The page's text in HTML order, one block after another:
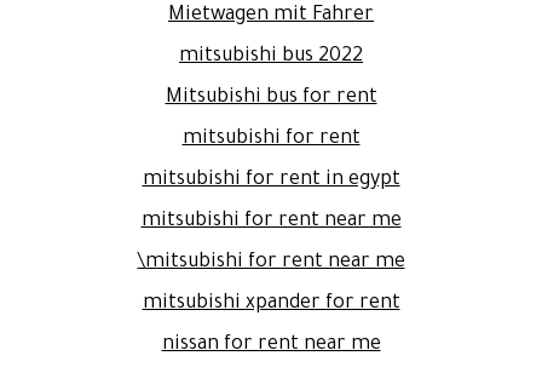
Mietwagen mit Fahrer
mitsubishi bus 2022
Mitsubishi bus for rent
mitsubishi for rent
mitsubishi for rent in egypt
mitsubishi for rent near me
mitsubishi for rent near me\
mitsubishi xpander for rent
nissan for rent near me